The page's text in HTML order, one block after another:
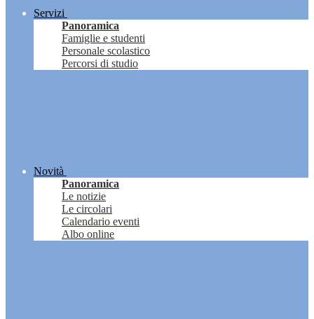
Servizi
Panoramica
Famiglie e studenti
Personale scolastico
Percorsi di studio
Novità
Panoramica
Le notizie
Le circolari
Calendario eventi
Albo online